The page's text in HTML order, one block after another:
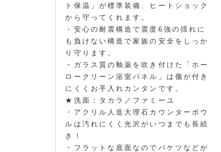
ト保温」が標準装備、ヒートショック
から守ってくれます。
・安心の耐震構造で震度6強の揺れに
も負けない構造で家族の安全をしっか
り守ります。
・ガラス質の釉薬を吹き付けた「ホー
ロークリーン浴室パネル」は傷が付き
にくくお手入れカンタンです。
★洗面：タカラ／ファミーユ
・アクリル人造大理石カウンターボウ
ルは汚れにくく光沢がいつまでも長続
き！
・フラットな底面なのでバケツなどが